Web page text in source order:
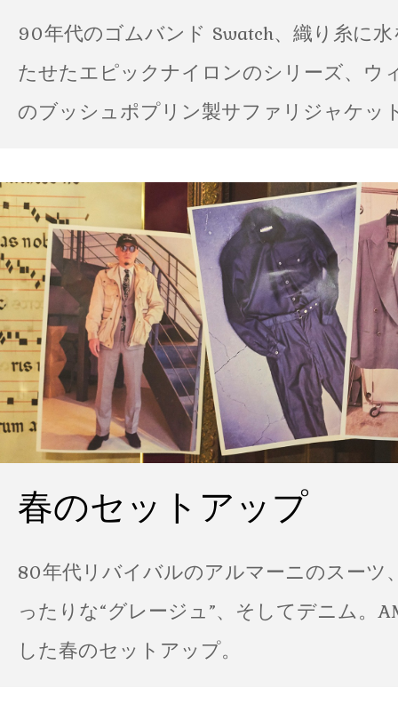
90年代のゴムバンド Swatch、織り糸に
たせたエピックナイロンのシリーズ、ウ
のブッシュポプリン製サファリジャケッ
春のセットアップ
80年代リバイバルのアルマーニのスーツ
ったりな“グレージュ”、そしてデニム。
した春のセットアップ。